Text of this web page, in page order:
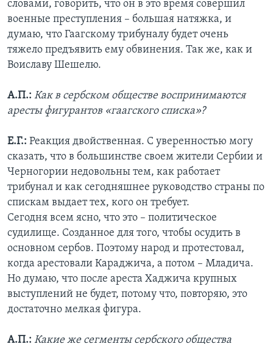
словами, говорить, что он в это время совершил
военные преступления – большая натяжка, и
думаю, что Гаагскому трибуналу будет очень
тяжело предъявить ему обвинения. Так же, как и
Воиславу Шешелю.
А.П.: Как в сербском обществе воспринимаются
аресты фигурантов «гаагского списка»?
Е.Г.: Реакция двойственная. С уверенностью могу
сказать, что в большинстве своем жители Сербии и
Черногории недовольны тем, как работает
трибунал и как сегодняшнее руководство страны по
спискам выдает тех, кого он требует.
Сегодня всем ясно, что это – политическое
судилище. Созданное для того, чтобы осудить в
основном сербов. Поэтому народ и протестовал,
когда арестовали Караджича, а потом – Младича.
Но думаю, что после ареста Хаджича крупных
выступлений не будет, потому что, повторяю, это
достаточно мелкая фигура.
А.П.: Какие же сегменты сербского общества